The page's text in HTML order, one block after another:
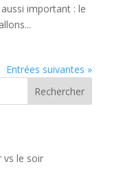
important : le
Entrées suivantes »
Rechercher
vs le soir